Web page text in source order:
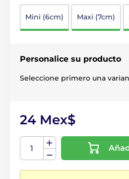
Mini (6cm) Maxi (7cm)
Personalice su producto
Seleccione primero una
24 Mex$